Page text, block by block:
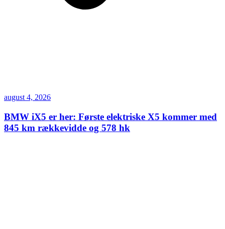
august 4, 2026
BMW iX5 er her: Første elektriske X5 kommer med
845 km rækkevidde og 578 hk